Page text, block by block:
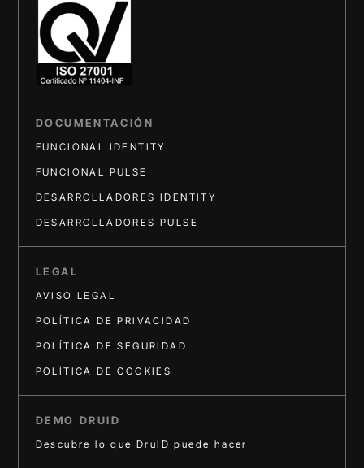
DOCUMENTACIÓN
FUNCIONAL IDENTITY
FUNCIONAL PULSE
DESARROLLADORES IDENTITY
DESARROLLADORES PULSE
LEGAL
AVISO LEGAL
POLÍTICA DE PRIVACIDAD
POLÍTICA DE SEGURIDAD
POLÍTICA DE COOKIES
DEMO DRUID
Descubre lo que DruID puede hacer